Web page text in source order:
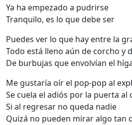
Ya ha empezado a pudrirse
Tranquilo, es lo que debe ser
Puedes ver lo que hay entre la
Todo está lleno aún de corcho y
De burbujas que envolvían el
Me gustaría oír el pop-pop al
Se cuela el adiós por la puerta al
Si al regresar no quеda nadie
Quizá no pueden mirar algo tan